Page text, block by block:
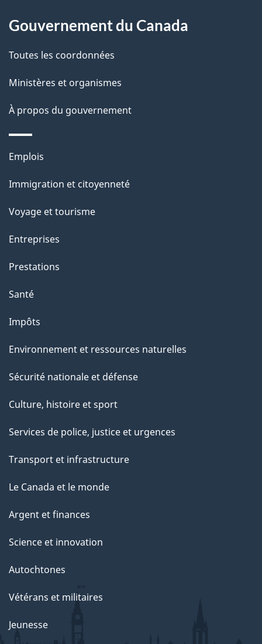
i
l
s
d
e
l
a
p
a
g
e
propos
de
ce
site
Gouvernement du Canada
Toutes les coordonnées
Ministères et organismes
À propos du gouvernement
Thèmes
sujets
Emplois
Immigration et citoyenneté
Voyage et tourisme
Entreprises
Prestations
Santé
Impôts
Environnement et ressources naturelles
Sécurité nationale et défense
Culture, histoire et sport
Services de police, justice et urgences
Transport et infrastructure
Le Canada et le monde
Argent et finances
Science et innovation
Autochtones
Vétérans et militaires
Jeunesse